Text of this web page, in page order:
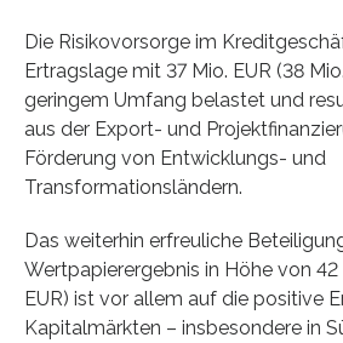
Die Risikovorsorge im
Ertragslage mit 37 Mio. EUR (38
geringem Umfang belastet und
aus der Export- und
Förderung von Entwicklungs- und
Transformationsländern.
Das weiterhin erfreuliche
Wertpapierergebnis in Höhe von 42
EUR) ist vor allem auf die positive
Kapitalmärkten – insbesondere in